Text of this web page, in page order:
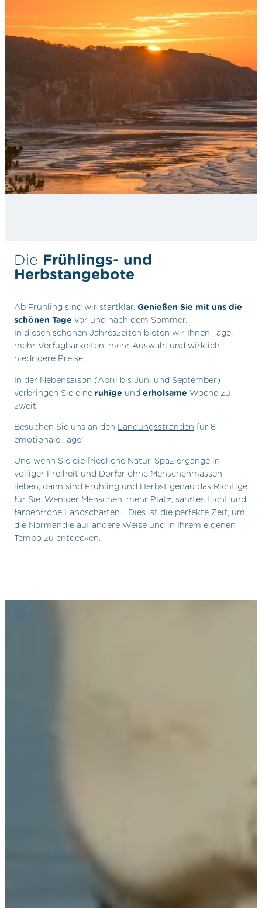
Die Frühlings- und
Herbstangebote
Ab Frühling sind wir startklar. Genießen Sie mit uns die
schönen Tage vor und nach dem Sommer.
In diesen schönen Jahreszeiten bieten wir Ihnen Tage,
mehr Verfügbarkeiten, mehr Auswahl und wirklich
niedrigere Preise.
In der Nebensaison (April bis Juni und September)
verbringen Sie eine ruhige und erholsame Woche zu
zweit.
Besuchen Sie uns an den Landungsstränden für 8
emotionale Tage!
Und wenn Sie die friedliche Natur, Spaziergänge in
völliger Freiheit und Dörfer ohne Menschenmassen
lieben, dann sind Frühling und Herbst genau das Richtige
für Sie. Weniger Menschen, mehr Platz, sanftes Licht und
farbenfrohe Landschaften… Dies ist die perfekte Zeit, um
die Normandie auf andere Weise und in Ihrem eigenen
Tempo zu entdecken.